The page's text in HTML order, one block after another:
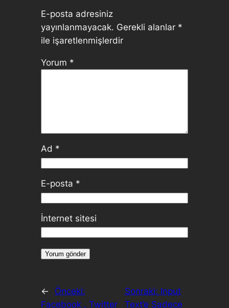
E-posta adresiniz
yayınlanmayacak. Gerekli alanlar *
ile işaretlenmişlerdir
Yorum *
Ad *
E-posta *
İnternet sitesi
←
Önceki:
Facebook , Twitter
Sonraki: Input
Text’e Sadece